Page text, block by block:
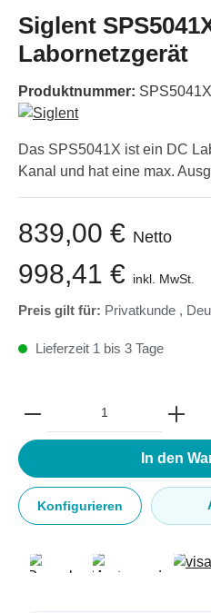
Siglent
Labornetzgerät
Produktnummer: SPS5041X
Das SPS5041X ist ein DC
Kanal und hat eine max.
839,00 € Netto
998,41 € inkl. MwSt.
Preis gilt für: Privatkunde ,
Lieferzeit 1 bis 3 Tage
In den
Konfigurieren